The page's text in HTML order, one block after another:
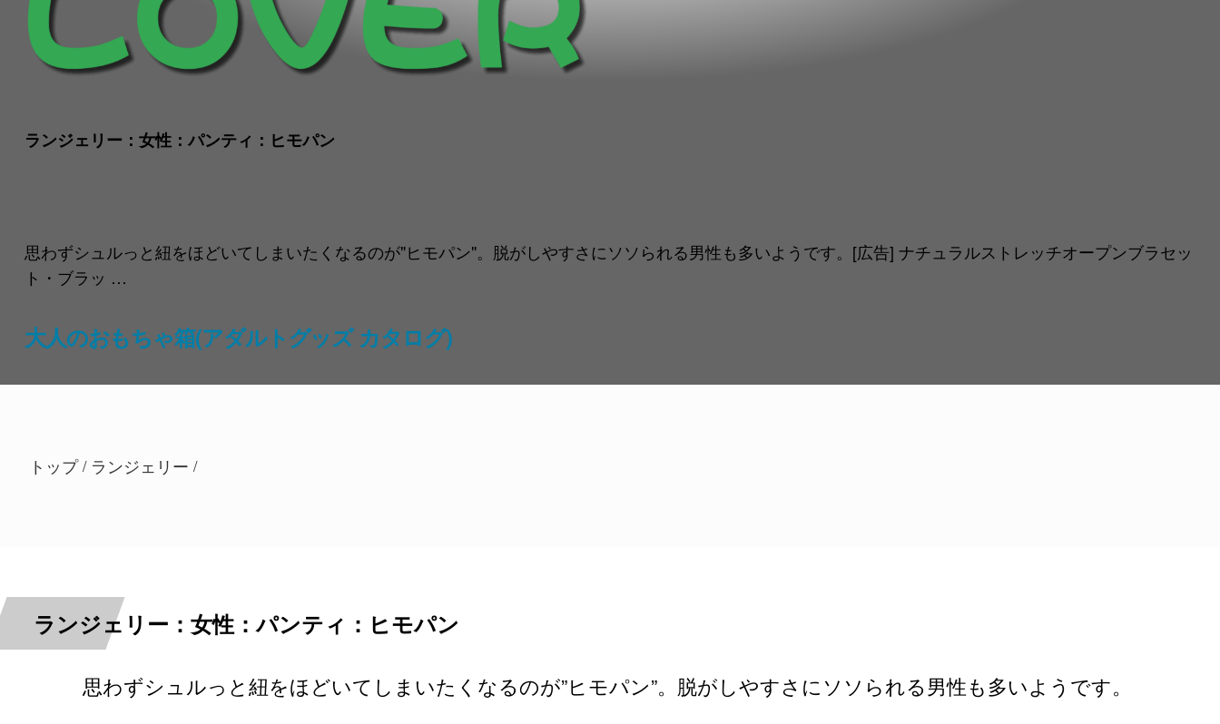
ランジェリー：女性：パンティ：ヒモパン
思わずシュルっと紐をほどいてしまいたくなるのが"ヒモパン"。脱がしやすさにソソられる男性も多いようです。[広告] ナチュラルストレッチオープンブラセッ
ト・ブラッ …
大人のおもちゃ箱(アダルトグッズ カタログ)
ランジェリー：女性：パンティ：ヒモパン
思わずシュルっと紐をほどいてしまいたくなるのが”ヒモパン”。脱がしやすさにソソられる男性も多いようです。
トップ / ランジェリー /